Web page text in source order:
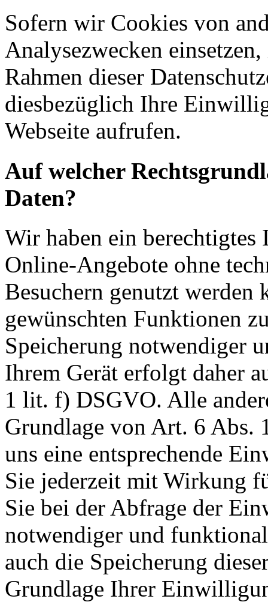
Sofern wir Cookies von
Analysezwecken
Rahmen dieser
diesbezüglich Ihre
Webseite aufrufen.
Auf welcher
Daten?
Wir haben ein berechtigtes
Online-Angebote ohne
Besuchern genutzt werden
gewünschten Funktionen
Speicherung notwendiger
Ihrem Gerät erfolgt daher
1 lit. f) DSGVO. Alle
Grundlage von Art. 6 Abs.
uns eine entsprechende
Sie jederzeit mit Wirkung
Sie bei der Abfrage der
notwendiger und
auch die Speicherung
Grundlage Ihrer